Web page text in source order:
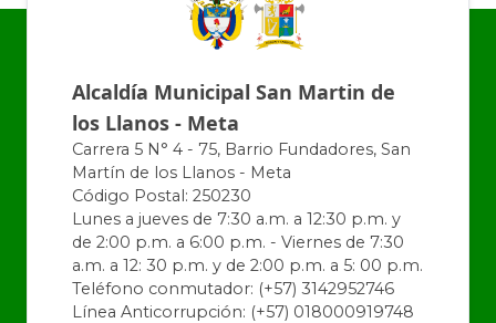
Alcaldía Municipal San Martin de
los Llanos - Meta
Carrera 5 N° 4 - 75, Barrio Fundadores, San
Martín de los Llanos - Meta
Código Postal: 250230
Lunes a jueves de 7:30 a.m. a 12:30 p.m. y
de 2:00 p.m. a 6:00 p.m. - Viernes de 7:30
a.m. a 12: 30 p.m. y de 2:00 p.m. a 5: 00 p.m.
Teléfono conmutador: (+57) 3142952746
Línea Anticorrupción: (+57) 018000919748